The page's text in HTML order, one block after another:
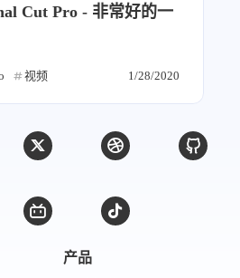
Cut Pro - 非常好的一
视频 1/28/2020
产品